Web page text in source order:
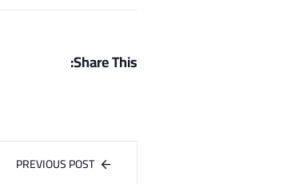
Share This:
PREVIOUS POST